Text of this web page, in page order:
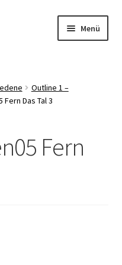
Menü
Outline 1 –
Fern Das Tal 3
Fern